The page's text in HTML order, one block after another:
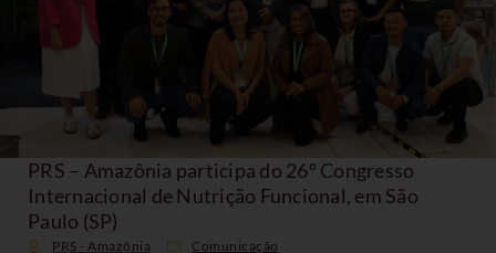
PRS – Amazônia participa do 26º Congresso
Internacional de Nutrição Funcional, em São
Paulo (SP)
PRS - Amazônia Comunicação